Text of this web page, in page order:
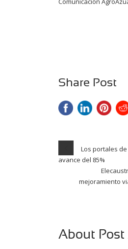
Share Post
Los portales
avance del 85%
mejoramiento
About